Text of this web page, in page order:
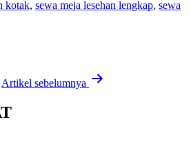
kotak, sewa meja lesehan lengkap, sewa
Artikel sebelumnya